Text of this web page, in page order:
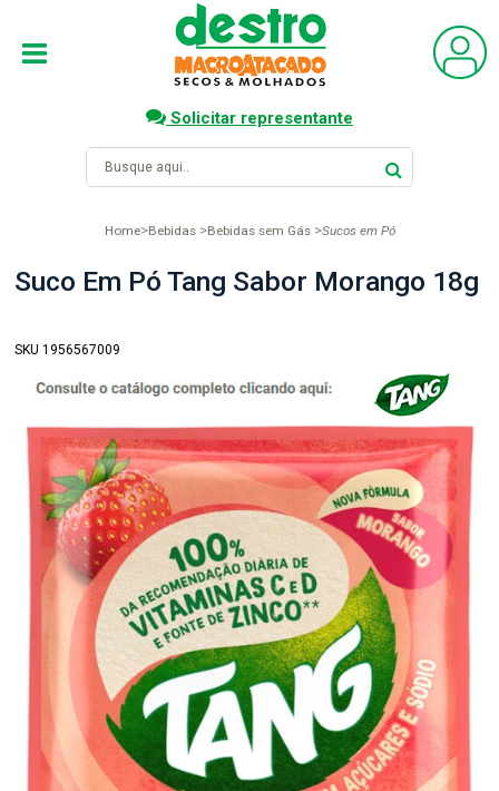
Solicitar representante
Home Bebidas Bebidas sem Gás Sucos em Pó
Suco Em Pó Tang Sabor Morango 18g
SKU 1956567009